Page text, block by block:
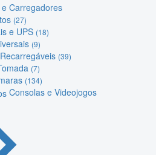
Carregadores
(27)
e UPS (18)
(9)
(39)
(7)
(134)
Consolas e Videojogos